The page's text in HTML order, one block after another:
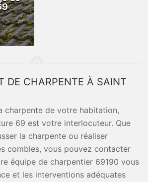
DE CHARPENTE À SAINT
charpente de votre habitation,
69 est votre interlocuteur. Que
la charpente ou réaliser
combles, vous pouvez contacter
équipe de charpentier 69190 vous
et les interventions adéquates